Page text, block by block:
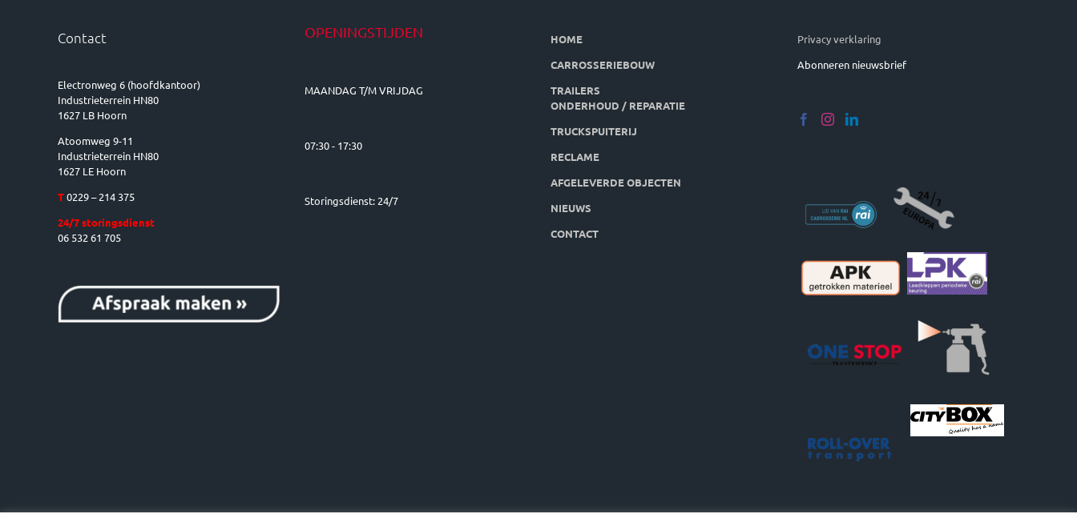
Contact
Electronweg 6 (hoofdkantoor)
Industrieterrein HN80
1627 LB Hoorn
Atoomweg 9-11
Industrieterrein HN80
1627 LE Hoorn
T0229 – 214 375
24/7 storingsdienst
06 532 61 705
OPENINGSTIJDEN
MAANDAG T/M VRIJDAG
07:30 - 17:30
Storingsdienst: 24/7
HOME
CARROSSERIEBOUW
TRAILERS
ONDERHOUD / REPARATIE
TRUCKSPUITERIJ
RECLAME
AFGELEVERDE OBJECTEN
NIEUWS
CONTACT
Privacy verklaring
Abonneren nieuwsbrief